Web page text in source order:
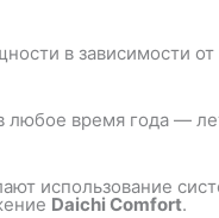
в зависимости
любое время года —
использование
Daichi Comfort.